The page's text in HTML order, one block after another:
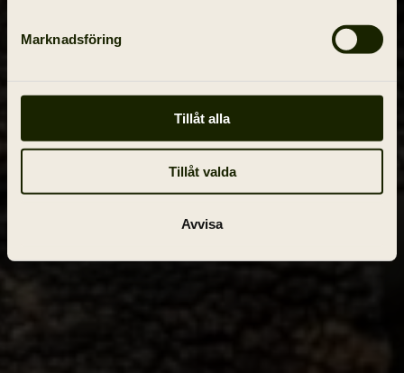
Marknadsföring
Tillåt alla
Tillåt valda
Avvisa